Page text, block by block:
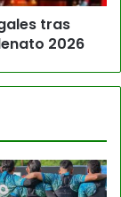
tras
2026